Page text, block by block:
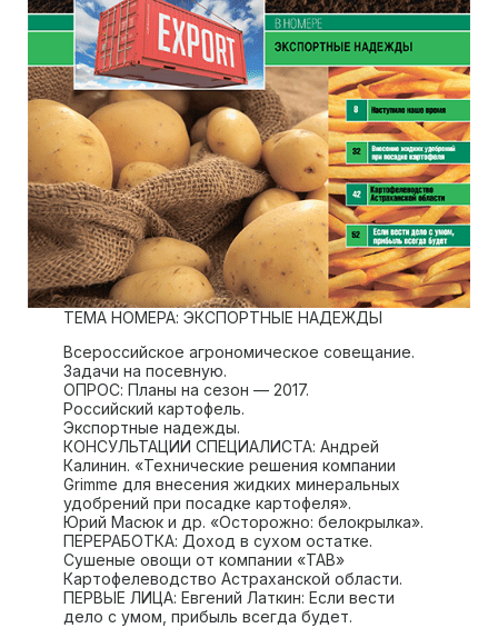
ТЕМА НОМЕРА: ЭКСПОРТНЫЕ НАДЕЖДЫ
Всероссийское агрономическое совещание.
Задачи на посевную.
ОПРОС: Планы на сезон — 2017.
Российский картофель.
Экспортные надежды.
КОНСУЛЬТАЦИИ СПЕЦИАЛИСТА: Андрей
Калинин. «Технические решения компании
Grimme для внесения жидких минеральных
удобрений при посадке картофеля».
Юрий Масюк и др. «Осторожно: белокрылка».
ПЕРЕРАБОТКА: Доход в сухом остатке.
Сушеные овощи от компании «ТАВ»
Картофелеводство Астраханской области.
ПЕРВЫЕ ЛИЦА: Евгений Латкин: Если вести
дело с умом, прибыль всегда будет.